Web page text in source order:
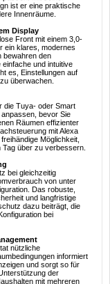
ist er eine praktische
Innenräume.
Display
Front mit einem 3,0-
ein klares, modernes
bewahren den
und intuitive
es, Einstellungen auf
überwachen.
die Tuya- oder Smart
anpassen, bevor Sie
Räumen effizienter
mit Alexa
Möglichkeit,
Tag über zu verbessern.
bei gleichzeitig
von unter
Das robuste,
und langfristige
dazu beiträgt, die
bei
nützliche
informiert
und sorgt so für
der
mit mehreren